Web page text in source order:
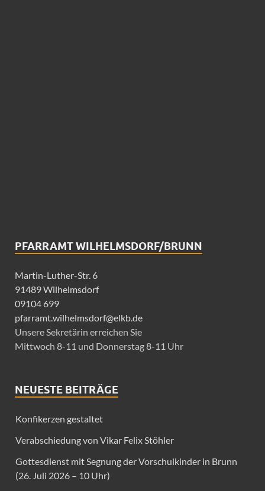
PFARRAMT WILHELMSDORF/BRUNN
Martin-Luther-Str. 6
91489 Wilhelmsdorf
09104 699
pfarramt.wilhelmsdorf@elkb.de
Unsere Sekretärin erreichen Sie
Mittwoch 8-11 und Donnerstag 8-11 Uhr
NEUESTE BEITRÄGE
Konfikerzen gestaltet
Verabschiedung von Vikar Felix Stöhler
Gottesdienst mit Segnung der Vorschulkinder in Brunn
(26. Juli 2026 – 10 Uhr)